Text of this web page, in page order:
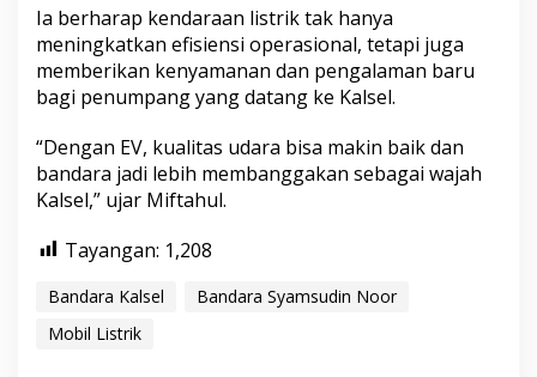
Ia berharap kendaraan listrik tak hanya
meningkatkan efisiensi operasional, tetapi juga
memberikan kenyamanan dan pengalaman baru
bagi penumpang yang datang ke Kalsel.
“Dengan EV, kualitas udara bisa makin baik dan
bandara jadi lebih membanggakan sebagai wajah
Kalsel,” ujar Miftahul.
Tayangan: 1,208
Bandara Kalsel
Bandara Syamsudin Noor
Mobil Listrik